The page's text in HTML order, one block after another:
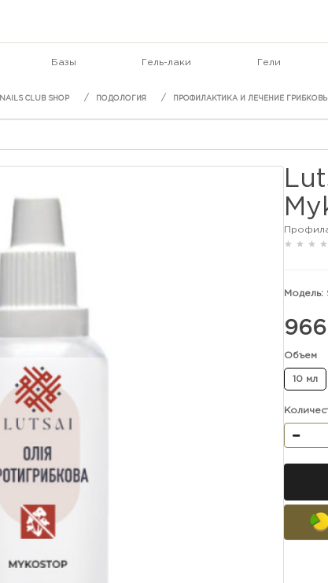
Базы Гель-лаки Гели
ПОДОЛОГИЯ ПРОФИЛАКТИКА И ЛЕЧЕНИЕ
Модель:
Объем
10 мл